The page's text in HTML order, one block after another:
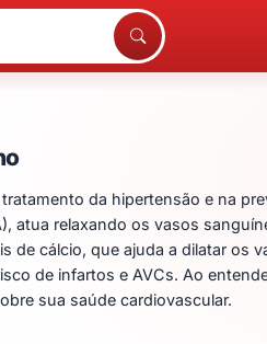
+
da hipertensão e na
atua relaxando os vasos
cálcio, que ajuda a dilatar os
de infartos e AVCs. Ao
sua saúde cardiovascular.